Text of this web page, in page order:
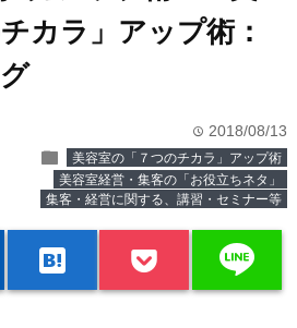
カラ」アップ術：
time 2018/08/13
folder
美容室の「７つのチカラ」アップ術
美容室経営・集客の「お役立ちネタ」
集客・経営に関する、講習・セミナー等
hatenabookmark line